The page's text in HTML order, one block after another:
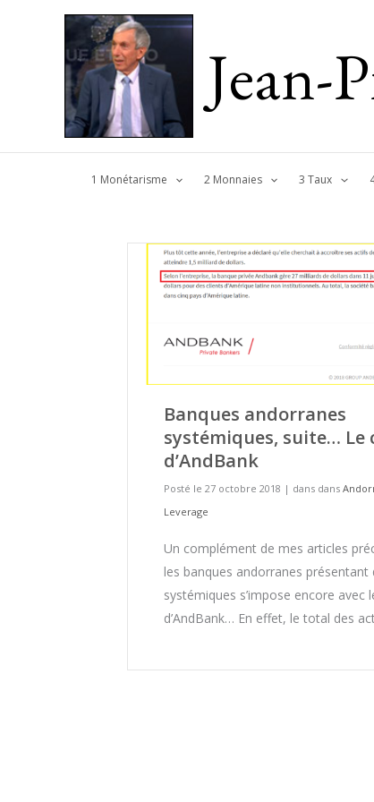
Jean-
1 Monétarisme 2 Monnaies 3 Taux
Banques andorranes
systémiques, suite… Le
d’AndBank
Posté le 27 octobre 2018 | dans dans
Leverage
Un complément de mes articles
les banques andorranes présentant
systémiques s’impose encore avec
d’AndBank… En effet, le total des